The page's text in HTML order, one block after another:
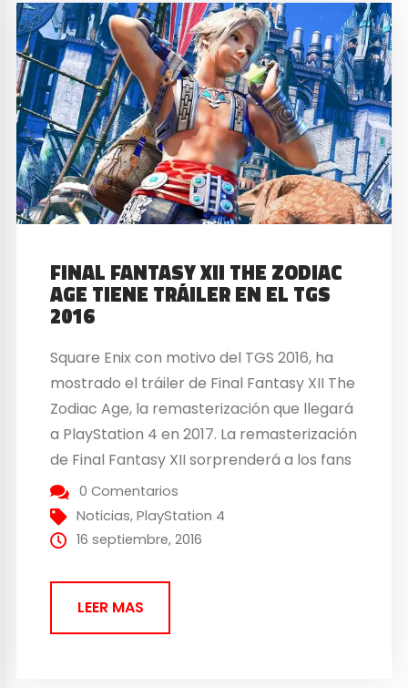
FINAL FANTASY XII THE ZODIAC
AGE TIENE TRÁILER EN EL TGS
2016
Square Enix con motivo del TGS 2016, ha
mostrado el tráiler de Final Fantasy XII The
Zodiac Age, la remasterización que llegará
a PlayStation 4 en 2017. La remasterización
de Final Fantasy XII sorprenderá a los fans
Esta edición remasterizada de Final
Fantasy XII no es únicamente una revisión
gráfica del juego original, ya que aunque
0 Comentarios
Noticias,PlayStation 4
16 septiembre, 2016
LEER MAS